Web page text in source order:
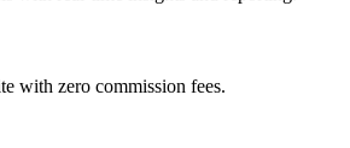
with zero commission fees.